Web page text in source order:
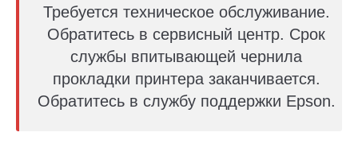
Требуется техническое обслуживание.
Обратитесь в сервисный центр. Срок
службы впитывающей чернила
прокладки принтера заканчивается.
Обратитесь в службу поддержки Epson.